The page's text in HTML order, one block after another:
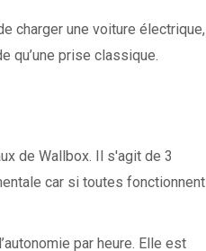
charger une voiture électrique,
qu’une prise classique.
de Wallbox. Il s'agit de 3
car si toutes fonctionnent
par heure. Elle est